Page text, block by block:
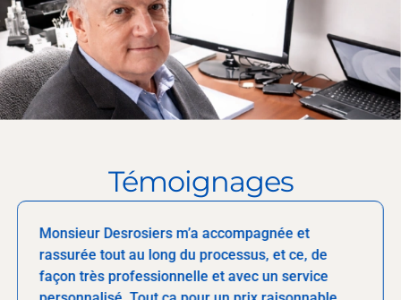
Témoignages
Monsieur Desrosiers m’a accompagnée et
rassurée tout au long du processus, et ce, de
façon très professionnelle et avec un service